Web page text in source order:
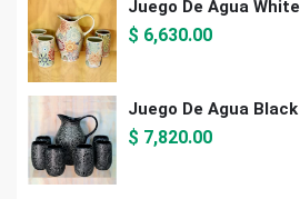
Juego De Agua White
$ 6,630.00
Juego De Agua Black
$ 7,820.00